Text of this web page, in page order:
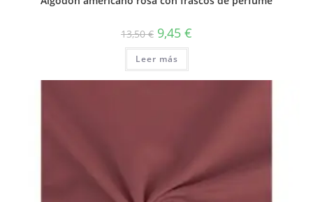
13,50€ El
precio
original
era:
13,50 €.
9,45 €
Leer más